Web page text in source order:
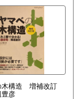
木構造 増補改訂
彦